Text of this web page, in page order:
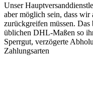
Unser
aber möglich sein, dass wir
zurückgreifen müssen.
üblichen DHL-Maßen so
Sperrgut, verzögerte
Zahlungsarten